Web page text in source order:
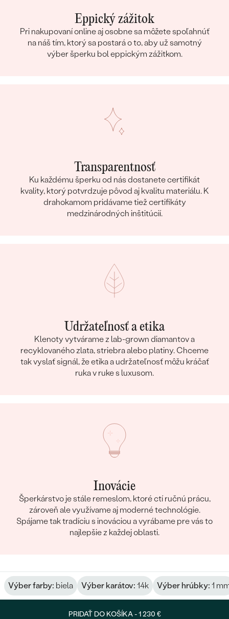
Eppický zážitok
Pri nakupovaní online aj osobne sa môžete spoľahnúť
na náš tím, ktorý sa postará o to, aby už samotný
výber šperku bol eppickým zážitkom.
Transparentnosť
Ku každému šperku od nás dostanete certifikát
kvality, ktorý potvrdzuje pôvod aj kvalitu materiálu. K
drahokamom pridávame tiež certifikáty
medzinárodných inštitúcií.
Udržateľnosť a etika
Klenoty vytvárame z lab-grown diamantov a
recyklovaného zlata, striebra alebo platiny. Chceme
tak vyslať signál, že etika a udržateľnosť môžu kráčať
ruka v ruke s luxusom.
Inovácie
Šperkárstvo je stále remeslom, ktoré ctí ručnú prácu,
zároveň ale využívame aj moderné technológie.
Spájame tak tradíciu s inováciou a vyrábame pre vás to
najlepšie z každej oblasti.
Výber farby: biela Výber karátov: 14k Výber hrúbky: 1
PRIDAŤ DO KOŠÍKA -1 230 €